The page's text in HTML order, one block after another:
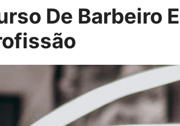
De Barbeiro